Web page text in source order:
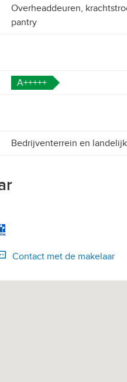
Overheaddeuren,
pantry
A+++++
Bedrijventerrein en
Contact met de makelaar